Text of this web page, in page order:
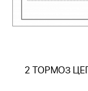
2 ТОРМОЗ